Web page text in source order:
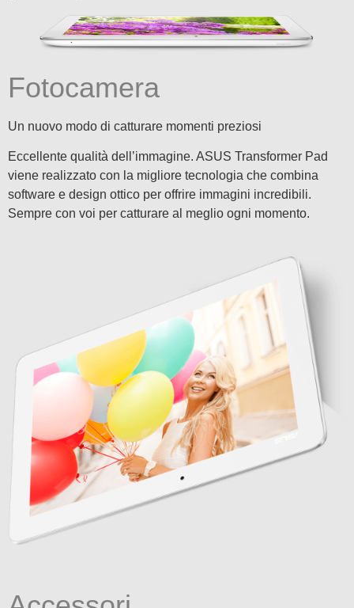
Fotocamera
Un nuovo modo di catturare momenti preziosi
Eccellente qualità dell’immagine. ASUS Transformer Pad
viene realizzato con la migliore tecnologia che combina
software e design ottico per offrire immagini incredibili.
Sempre con voi per catturare al meglio ogni momento.